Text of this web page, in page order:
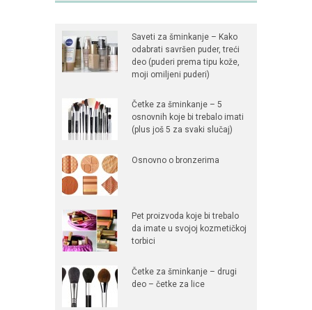
Saveti za šminkanje – Kako
odabrati savršen puder, treći
deo (puderi prema tipu kože,
moji omiljeni puderi)
Četke za šminkanje – 5
osnovnih koje bi trebalo imati
(plus još 5 za svaki slučaj)
Osnovno o bronzerima
Pet proizvoda koje bi trebalo
da imate u svojoj kozmetičkoj
torbici
Četke za šminkanje – drugi
deo – četke za lice